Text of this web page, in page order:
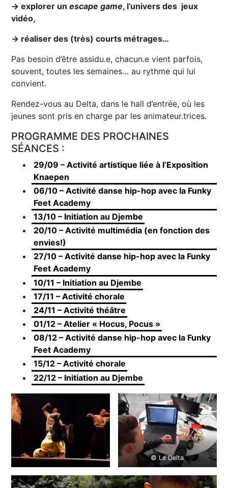
→ explorer unescape game, l’univers des jeux
vidéo,
→ réaliser des (très) courts métrages…
Pas besoin d’être assidu.e, chacun.e vient parfois,
souvent, toutes les semaines… au rythme qui lui
convient.
Rendez-vous au Delta, dans le hall d’entrée, où les
jeunes sont pris en charge par les animateur.trices.
PROGRAMME DES PROCHAINES
SÉANCES :
29/09 – Activité artistique liée à l’Exposition
Knaepen
06/10 – Activité danse hip-hop avec la Funky
Feet Academy
13/10 – Initiation au Djembe
20/10 – Activité multimédia (en fonction des
envies!)
27/10 – Activité danse hip-hop avec la Funky
Feet Academy
10/11 – Initiation au Djembe
17/11 – Activité chorale
24/11 – Activité théâtre
01/12 – Atelier « Hocus, Pocus »
08/12 – Activité danse hip-hop avec la Funky
Feet Academy
15/12 – Activité chorale
22/12 – Initiation au Djembe
© Le Delta